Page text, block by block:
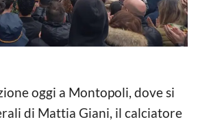
oggi a Montopoli, dove si
di Mattia Giani, il calciatore